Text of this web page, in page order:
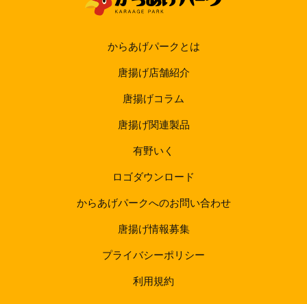
からあげパークとは
唐揚げ店舗紹介
唐揚げコラム
唐揚げ関連製品
有野いく
ロゴダウンロード
からあげパークへのお問い合わせ
唐揚げ情報募集
プライバシーポリシー
利用規約